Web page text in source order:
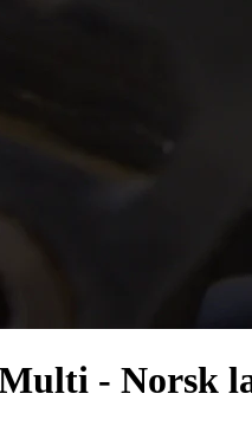
- Norsk